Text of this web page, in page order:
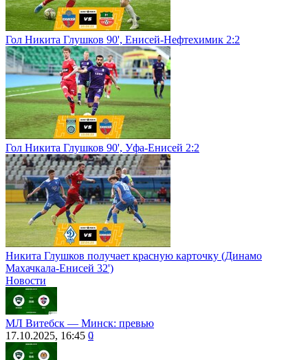
Гол Никита Глушков 90', Енисей-Нефтехимик 2:2
Гол Никита Глушков 90', Уфа-Енисей 2:2
Никита Глушков получает красную карточку (Динамо
Махачкала-Енисей 32')
Новости
МЛ Витебск ― Минск: превью
17.10.2025, 16:45 0